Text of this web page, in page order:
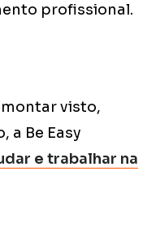
profissional.
visto,
a Be Easy
e trabalhar na